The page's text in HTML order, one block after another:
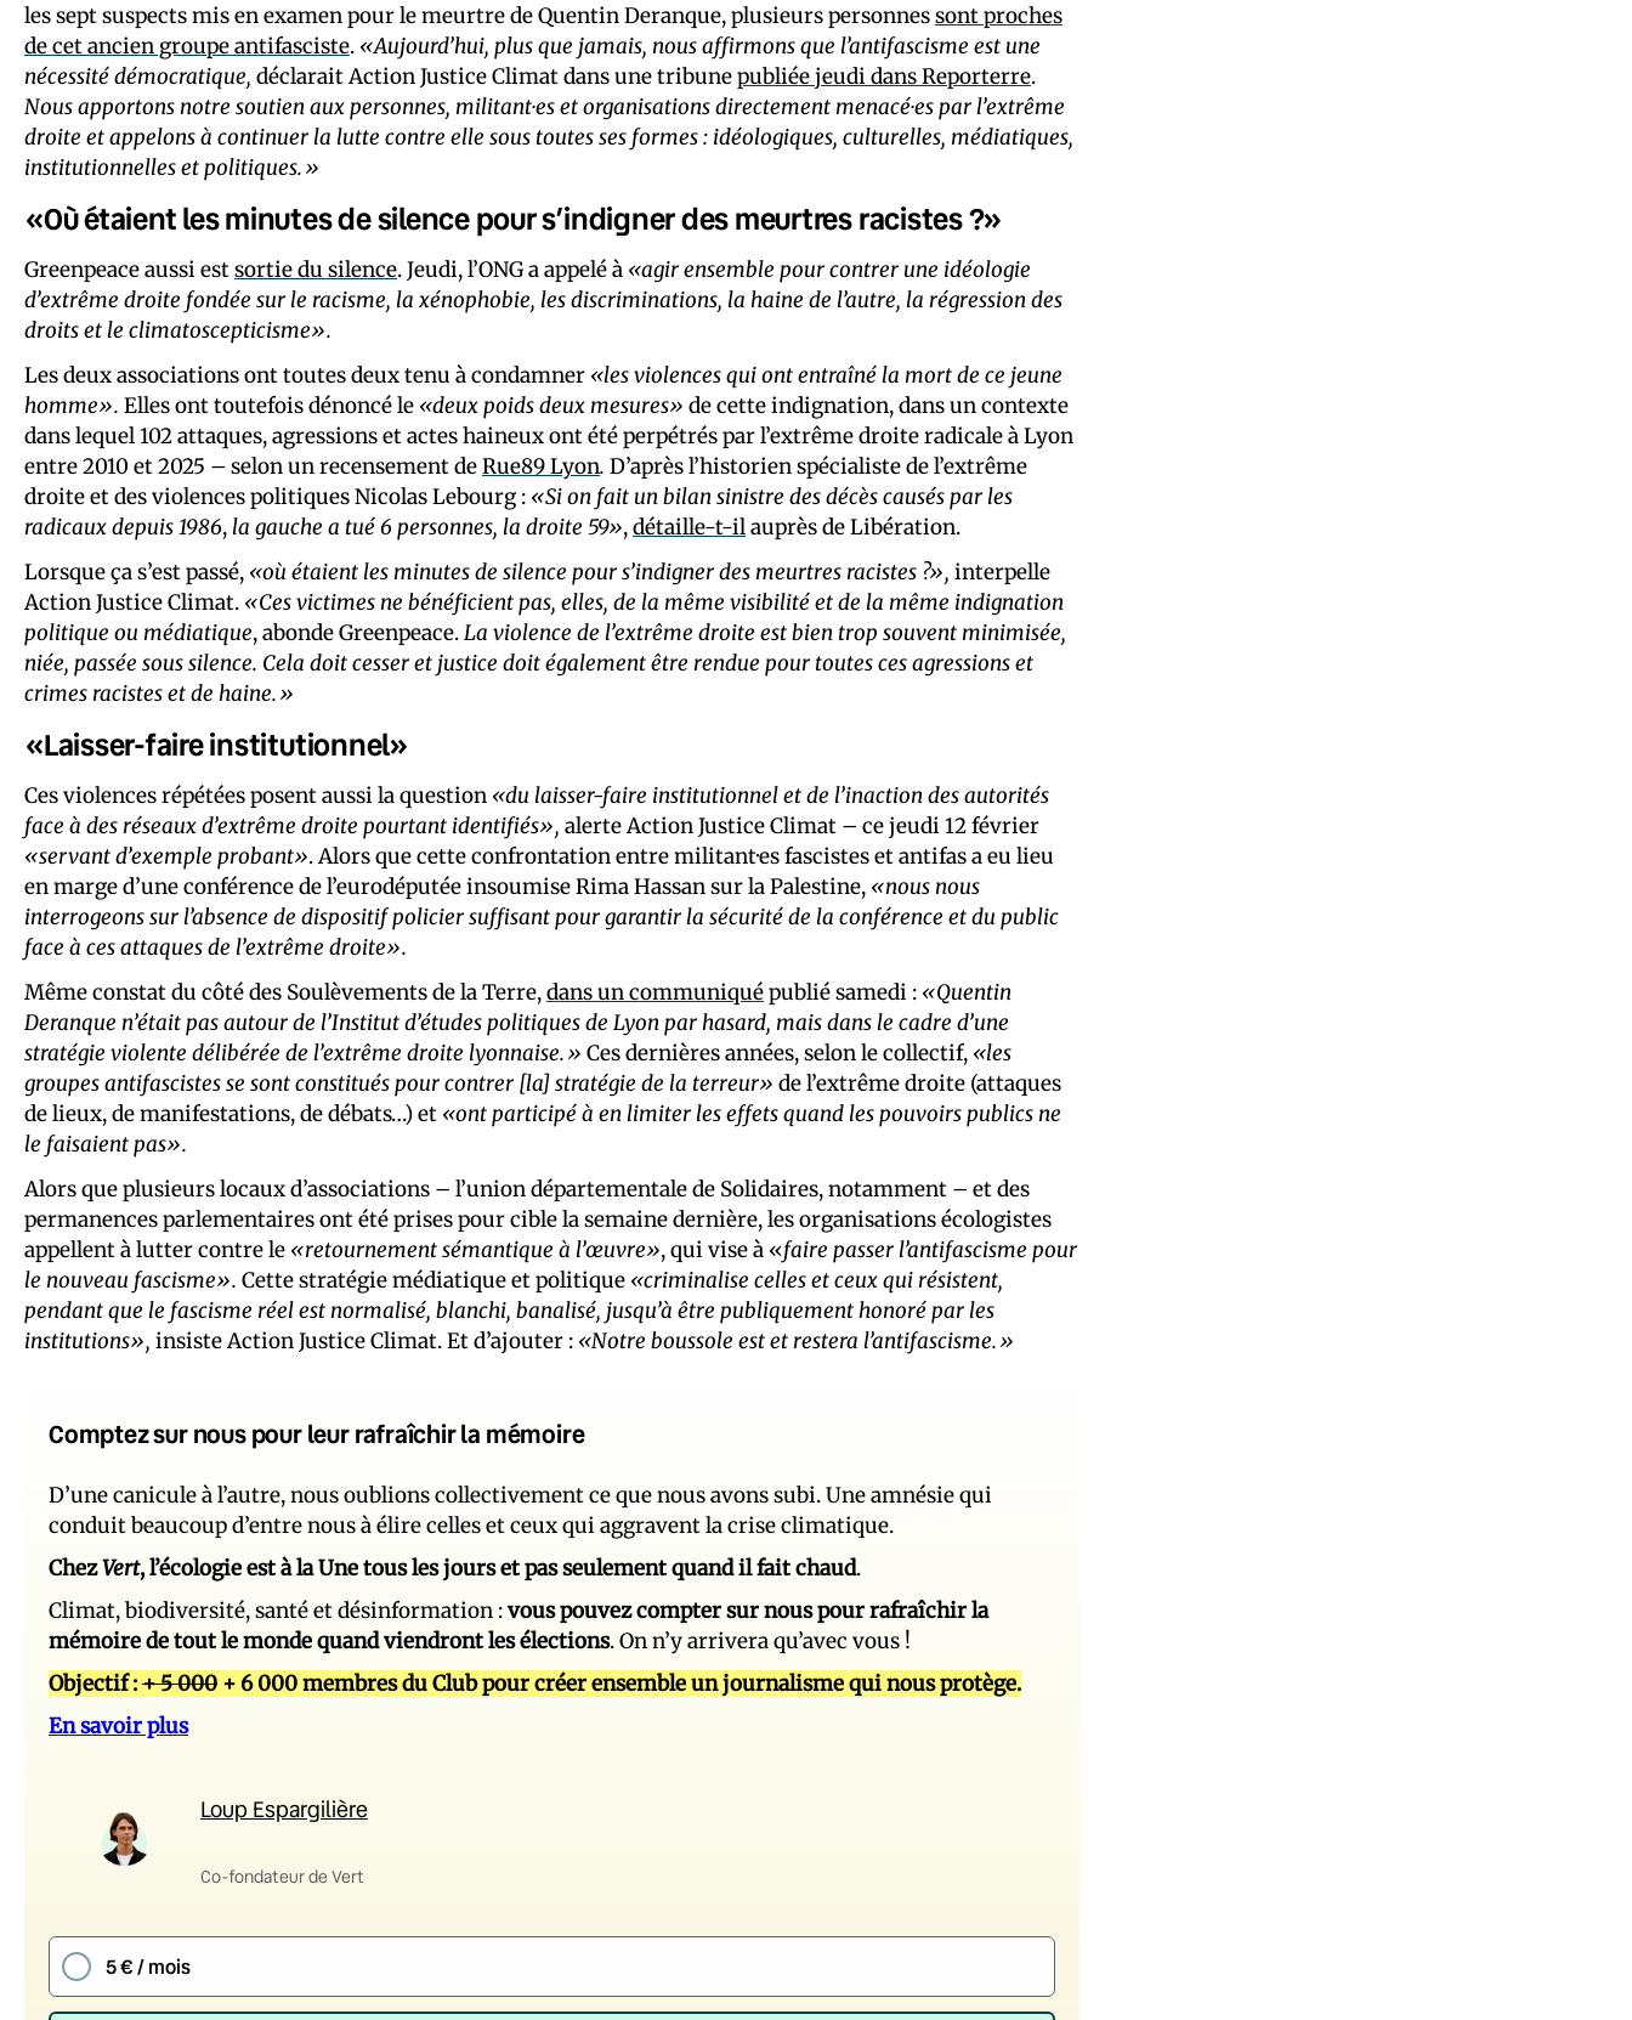
les sept suspects mis en examen pour le meurtre de Quentin Deranque, plusieurs personnessont proches
de cet ancien groupe antifasciste. «Aujourd’hui, plus que jamais, nous affirmons que l’antifascisme est une
nécessité démocratique, déclarait Action Justice Climat dans une tribunepubliée jeudi dans Reporterre.
Nous apportons notre soutien aux personnes, militant·es et organisations directement menacé·es par l’extrême
droite et appelons à continuer la lutte contre elle sous toutes ses formes : idéologiques, culturelles, médiatiques,
institutionnelles et politiques.»
«Où étaient les minutes de silence pour s’indigner des meurtres racistes ?»
Greenpeace aussi estsortie du silence. Jeudi, l’ONG a appelé à «agir ensemble pour contrer une idéologie
d’extrême droite fondée sur le racisme, la xénophobie, les discriminations, la haine de l’autre, la régression des
droits et le climatoscepticisme».
Les deux associations ont toutes deux tenu à condamner «les violences qui ont entraîné la mort de ce jeune
homme». Elles ont toutefois dénoncé le «deux poids deux mesures» de cette indignation, dans un contexte
dans lequel 102 attaques, agressions et actes haineux ont été perpétrés par l’extrême droite radicale à Lyon
entre 2010 et 2025 – selon un recensement deRue89 Lyon. D’après l’historien spécialiste de l’extrême
droite et des violences politiques Nicolas Lebourg : «Si on fait un bilan sinistre des décès causés par les
radicaux depuis 1986, la gauche a tué 6 personnes, la droite 59»,détaille-t-ilauprès de Libération.
Lorsque ça s’est passé, «où étaient les minutes de silence pour s’indigner des meurtres racistes ?», interpelle
Action Justice Climat. «Ces victimes ne bénéficient pas, elles, de la même visibilité et de la même indignation
politique ou médiatique, abonde Greenpeace.La violence de l’extrême droite est bien trop souvent minimisée,
niée, passée sous silence. Cela doit cesser et justice doit également être rendue pour toutes ces agressions et
crimes racistes et de haine.»
«Laisser-faire institutionnel»
Ces violences répétées posent aussi la question «du laisser-faire institutionnel et de l’inaction des autorités
face à des réseaux d’extrême droite pourtant identifiés», alerte Action Justice Climat – ce jeudi 12 février
«servant d’exemple probant». Alors que cette confrontation entre militant·es fascistes et antifas a eu lieu
en marge d’une conférence de l’eurodéputée insoumise Rima Hassan sur la Palestine, «nous nous
interrogeons sur l’absence de dispositif policier suffisant pour garantir la sécurité de la conférence et du public
face à ces attaques de l’extrême droite».
Même constat du côté des Soulèvements de la Terre,dans un communiquépublié samedi : «Quentin
Deranque n’était pas autour de l’Institut d’études politiques de Lyon par hasard, mais dans le cadre d’une
stratégie violente délibérée de l’extrême droite lyonnaise.» Ces dernières années, selon le collectif, «les
groupes antifascistes se sont constitués pour contrer [la] stratégie de la terreur» de l’extrême droite (attaques
de lieux, de manifestations, de débats…) et «ont participé à en limiter les effets quand les pouvoirs publics ne
le faisaient pas».
Alors que plusieurs locaux d’associations – l’union départementale de Solidaires, notamment – et des
permanences parlementaires ont été prises pour cible la semaine dernière, les organisations écologistes
appellent à lutter contre le «retournement sémantique à l’œuvre», qui vise à «faire passer l’antifascisme pour
le nouveau fascisme». Cette stratégie médiatique et politique «criminalise celles et ceux qui résistent,
pendant que le fascisme réel est normalisé, blanchi, banalisé, jusqu’à être publiquement honoré par les
institutions», insiste Action Justice Climat. Et d’ajouter : «Notre boussole est et restera l’antifascisme.»
Comptez sur nous pour leur rafraîchir la mémoire
D’une canicule à l’autre, nous oublions collectivement ce que nous avons subi. Une amnésie qui
conduit beaucoup d’entre nous à élire celles et ceux qui aggravent la crise climatique.
ChezVert, l’écologie est à la Une tous les jours et pas seulement quand il fait chaud.
Climat, biodiversité, santé et désinformation :vous pouvez compter sur nous pour rafraîchir la
mémoire de tout le monde quand viendront les élections. On n’y arrivera qu’avec vous !
Objectif :+ 5 000 + 6 000 membres du Club pour créer ensemble un journalisme qui nous protège.
En savoir plus
Loup Espargilière
Co-fondateur de Vert
5 € / mois